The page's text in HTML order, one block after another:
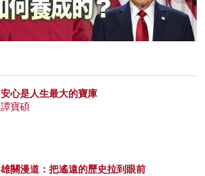
安心是人生最大的寶庫
譚寶碩
雄關漫道：把遙遠的歷史拉到眼前